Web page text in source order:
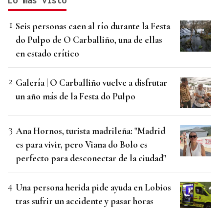
Seis personas caen al río durante la Festa
do Pulpo de O Carballiño, una de ellas
en estado crítico
Galería | O Carballiño vuelve a disfrutar
un año más de la Festa do Pulpo
Ana Hornos, turista madrileña: "Madrid
es para vivir, pero Viana do Bolo es
perfecto para desconectar de la ciudad"
Una persona herida pide ayuda en Lobios
tras sufrir un accidente y pasar horas